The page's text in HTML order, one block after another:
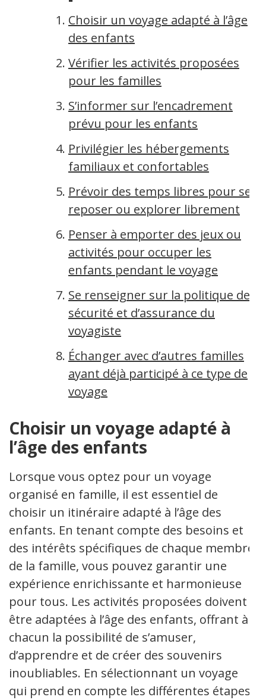
Choisir un voyage adapté à l’âge
des enfants
Vérifier les activités proposées
pour les familles
S’informer sur l’encadrement
prévu pour les enfants
Privilégier les hébergements
familiaux et confortables
Prévoir des temps libres pour se
reposer ou explorer librement
Penser à emporter des jeux ou
activités pour occuper les
enfants pendant le voyage
Se renseigner sur la politique de
sécurité et d’assurance du
voyagiste
Échanger avec d’autres familles
ayant déjà participé à ce type de
voyage
Choisir un voyage adapté à
l’âge des enfants
Lorsque vous optez pour un voyage
organisé en famille, il est essentiel de
choisir un itinéraire adapté à l’âge des
enfants. En tenant compte des besoins et
des intérêts spécifiques de chaque membre
de la famille, vous pouvez garantir une
expérience enrichissante et harmonieuse
pour tous. Les activités proposées doivent
être adaptées à l’âge des enfants, offrant à
chacun la possibilité de s’amuser,
d’apprendre et de créer des souvenirs
inoubliables. En sélectionnant un voyage
qui prend en compte les différentes étapes